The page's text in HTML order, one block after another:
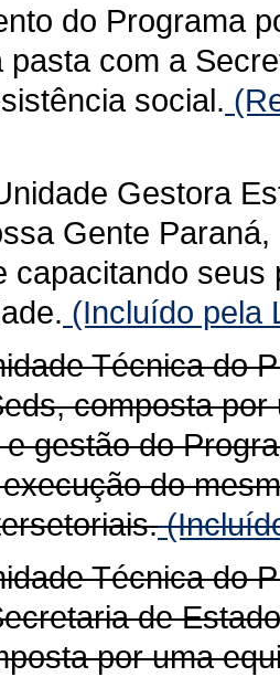
do Programa
pasta com a
social.
Gestora
Gente
capacitando
(Incluído pela
Técnica do
composta
gestão do
do
Técnica do
de
por uma